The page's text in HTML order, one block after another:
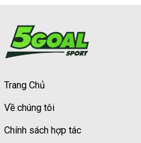
Trang Chủ
Về chúng tôi
Chính sách hợp tác